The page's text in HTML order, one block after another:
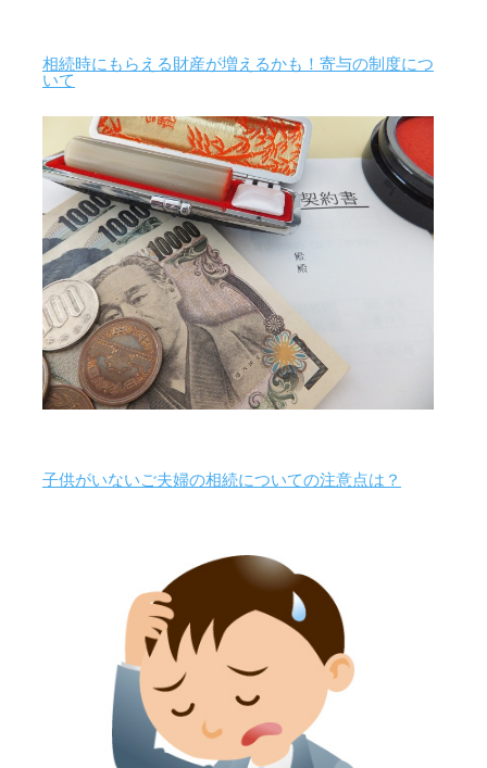
相続時にもらえる財産が増えるかも！寄与の制度につ
いて
子供がいないご夫婦の相続についての注意点は？